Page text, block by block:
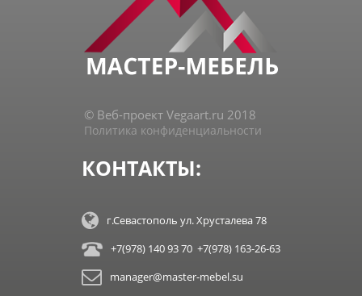
© Веб-проект Vegaart.ru 2018
Политика конфиденциальности
КОНТАКТЫ:
г.Севастополь ул. Хрусталева 78
+7(978) 140 93 70 +7(978) 163-26-63
manager@master-mebel.su